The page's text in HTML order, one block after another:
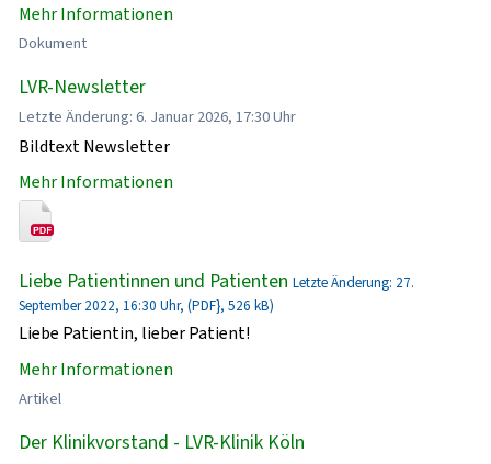
Mehr Informationen
Dokument
LVR-Newsletter
Letzte Änderung: 6. Januar 2026, 17:30 Uhr
Bildtext Newsletter
Mehr Informationen
Liebe Patientinnen und Patienten Letzte Änderung: 27.
September 2022, 16:30 Uhr, (PDF}, 526 kB)
Liebe Patientin, lieber Patient!
Mehr Informationen
Artikel
Der Klinikvorstand - LVR-Klinik Köln